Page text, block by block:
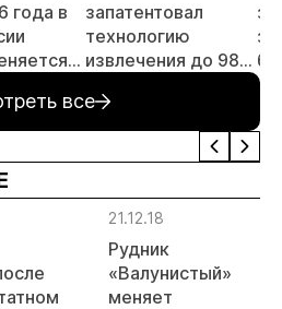
года в
на
и
для
запатентовал
технологию
извлечения до 98%
металлургического
шлака
все
21.12.18
Рудник
«Валунистый»
меняет